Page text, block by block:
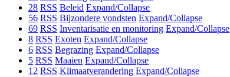
28 RSS Beleid Expand/Collapse
56 RSS Bijzondere vondsten Expand/Collapse
69 RSS Inventarisatie en monitoring Expand/Collapse
8 RSS Exoten Expand/Collapse
6 RSS Begrazing Expand/Collapse
5 RSS Maaien Expand/Collapse
12 RSS Klimaatverandering Expand/Collapse